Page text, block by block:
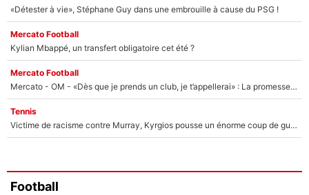
«Détester à vie», Stéphane Guy dans une embrouille à cause du PSG !
Mercato Football
Kylian Mbappé, un transfert obligatoire cet été ?
Mercato Football
Mercato - OM - «Dès que je prends un club, je t’appellerai» : La promesse de Marcelino au moment de claquer la porte
Tennis
Victime de racisme contre Murray, Kyrgios pousse un énorme coup de gueule !
Football